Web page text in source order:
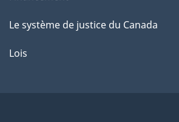
Le système de justice du Canada
Lois